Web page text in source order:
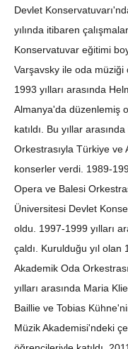
Devlet
yılında itibaren
Konservatuvar eğitimi
Varşavsky ile oda müziği
1993 yılları arasında
Almanya'da düzenlemiş
katıldı. Bu yıllar
Orkestrasıyla Türkiye ve
konserler verdi. 1989-
Opera ve Balesi
Üniversitesi Devlet
oldu. 1997-1999 yılları
çaldı. Kurulduğu yıl olan
Akademik Oda
yılları arasında Maria
Baillie ve Tobias
Müzik Akademisi'ndeki